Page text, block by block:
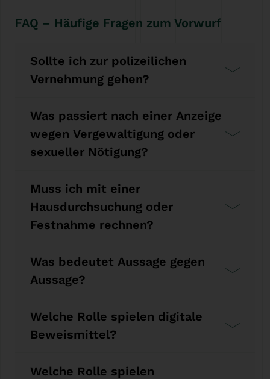
FAQ – Häufige Fragen zum Vorwurf
Sollte ich zur polizeilichen
Vernehmung gehen?
Was passiert nach einer Anzeige
wegen Vergewaltigung oder
sexueller Nötigung?
Muss ich mit einer
Hausdurchsuchung oder
Festnahme rechnen?
Was bedeutet Aussage gegen
Aussage?
Welche Rolle spielen digitale
Beweismittel?
Welche Rolle spielen